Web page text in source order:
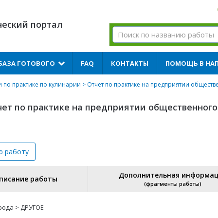
портал
ГОТОВОГО FAQ КОНТАКТЫ ПОМОЩЬ В
по практике по кулинарии > Отчет по практике на предприятии
по практике на предприятии общественного
работу
работы Дополнительная
(фрагменты работы)
> ДРУГОЕ